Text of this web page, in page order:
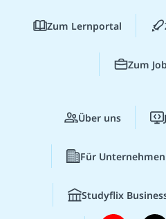
Zum Lernportal
Zum
Über uns
Für Unternehmen
Studyflix